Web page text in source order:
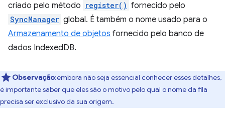
criado pelo método register() fornecido pelo
SyncManager global. É também o nome usado para o
Armazenamento de objetos fornecido pelo banco de
dados IndexedDB.
Observação:embora não seja essencial conhecer esses detalhes,
é importante saber que eles são o motivo pelo qual o nome da fila
precisa ser exclusivo da sua origem.